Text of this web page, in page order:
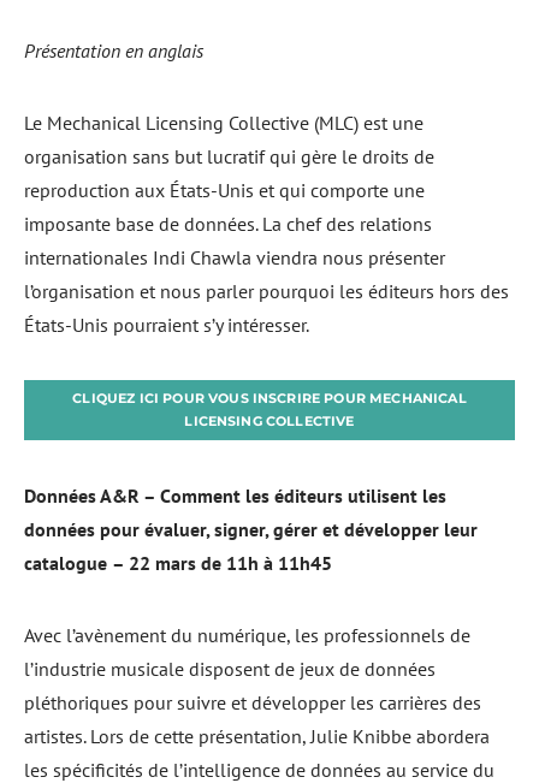
Présentation en anglais
Le Mechanical Licensing Collective (MLC) est une
organisation sans but lucratif qui gère le droits de
reproduction aux États-Unis et qui comporte une
imposante base de données. La chef des relations
internationales Indi Chawla viendra nous présenter
l’organisation et nous parler pourquoi les éditeurs hors des
États-Unis pourraient s’y intéresser.
CLIQUEZ ICI POUR VOUS INSCRIRE POUR MECHANICAL
LICENSING COLLECTIVE
Données A&R – Comment les éditeurs utilisent les
données pour évaluer, signer, gérer et développer leur
catalogue – 22 mars de 11h à 11h45
Avec l’avènement du numérique, les professionnels de
l’industrie musicale disposent de jeux de données
pléthoriques pour suivre et développer les carrières des
artistes. Lors de cette présentation, Julie Knibbe abordera
les spécificités de l’intelligence de données au service du